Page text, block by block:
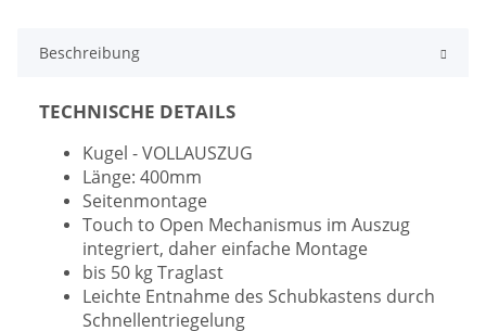
Beschreibung
TECHNISCHE DETAILS
Kugel - VOLLAUSZUG
Länge: 400mm
Seitenmontage
Touch to Open Mechanismus im Auszug
integriert, daher einfache Montage
bis 50 kg Traglast
Leichte Entnahme des Schubkastens durch
Schnellentriegelung